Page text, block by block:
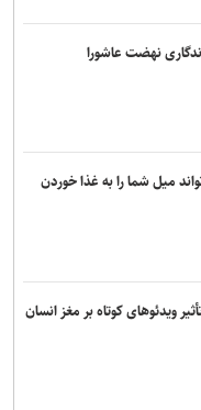
نهضت عاشورا
میل شما را به غذا خوردن
ویدئو‌های کوتاه بر مغز انسان